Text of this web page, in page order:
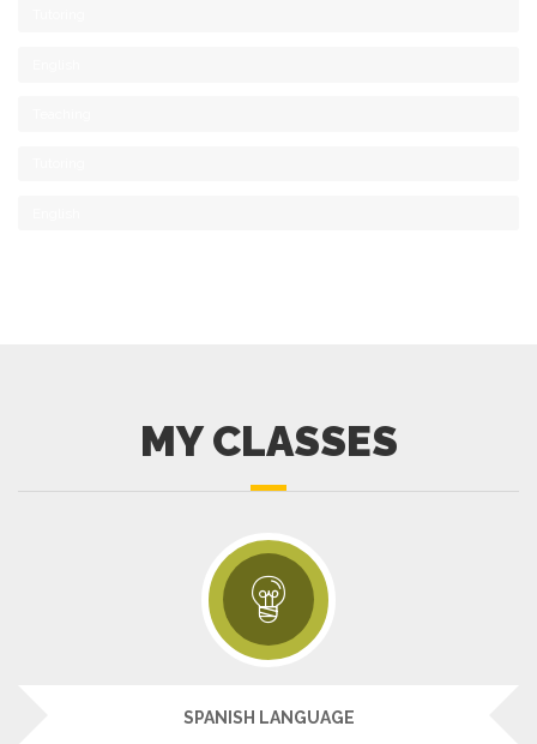
MY CLASSES
SPANISH LANGUAGE